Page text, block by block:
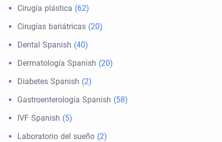
Cirugía plástica (62)
Cirugías bariátricas (20)
Dental Spanish (40)
Dermatología Spanish (20)
Diabetes Spanish (2)
Gastroenterología Spanish (58)
IVF Spanish (5)
Laboratorio del sueño (2)